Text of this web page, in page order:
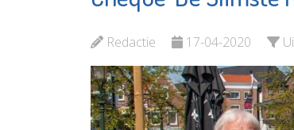
Redactie 17-04-2020
Bekijk de pagina